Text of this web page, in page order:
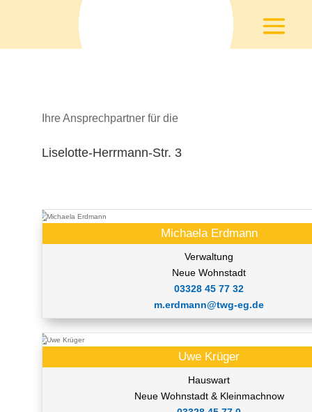
Ihre Ansprechpartner für die
Liselotte-Herrmann-Str. 3
Michaela Erdmann
Verwaltung
Neue Wohnstadt
03328 45 77 32
m.erdmann@twg-eg.de
Uwe Krüger
Hauswart
Neue Wohnstadt & Kleinmachnow